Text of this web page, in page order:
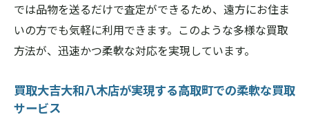
では品物を送るだけで査定ができるため、遠方にお住ま
いの方でも気軽に利用できます。このような多様な買取
方法が、迅速かつ柔軟な対応を実現しています。
買取大吉大和八木店が実現する高取町での柔軟な買取
サービス